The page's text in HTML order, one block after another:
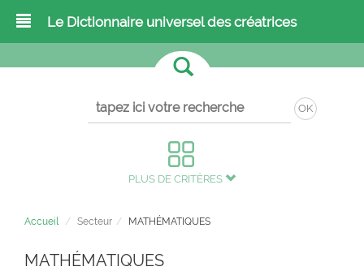
Le Dictionnaire universel des créatrices
OK
PLUS DE CRITÈRES
Accueil Secteur MATHÉMATIQUES
MATHÉMATIQUES